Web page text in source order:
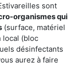
sont
organismes qui
(surface, matériel
local (bloc
désinfectants
aurez à faire